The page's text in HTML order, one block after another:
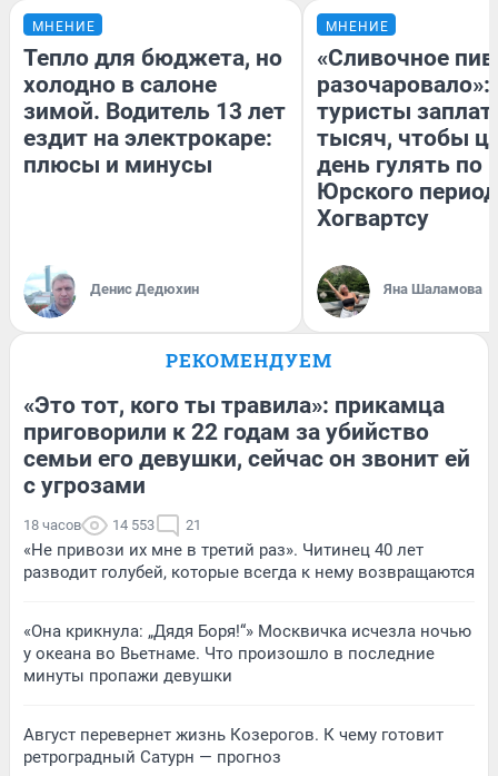
МНЕНИЕ
Тепло для бюджета, но
холодно в салоне
зимой. Водитель 13 лет
ездит на электрокаре:
плюсы и минусы
Денис Дедюхин
МНЕНИЕ
«Сливочное
разочаровало»:
туристы
тысяч, чтобы
день гулять по
Юрского
Хогвартсу
Яна Шаламова
РЕКОМЕНДУЕМ
«Это тот, кого ты травила»: прикамца
приговорили к 22 годам за убийство
семьи его девушки, сейчас он звонит ей
с угрозами
18 часов 14 553 21
«Не привози их мне в третий раз». Читинец 40 лет
разводит голубей, которые всегда к нему возвращаются
«Она крикнула: „Дядя Боря!“» Москвичка исчезла ночью
у океана во Вьетнаме. Что произошло в последние
минуты пропажи девушки
Август перевернет жизнь Козерогов. К чему готовит
ретроградный Сатурн — прогноз